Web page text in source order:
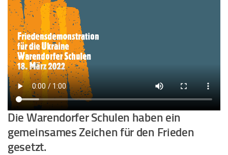
Die Warendorfer Schulen haben ein
gemeinsames Zeichen für den Frieden
gesetzt.